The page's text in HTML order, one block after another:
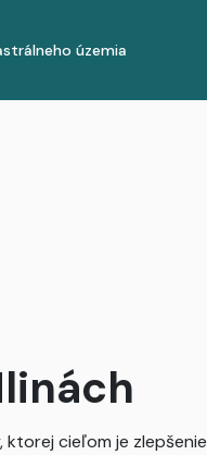
územia
ktorej cieľom je zlepšenie